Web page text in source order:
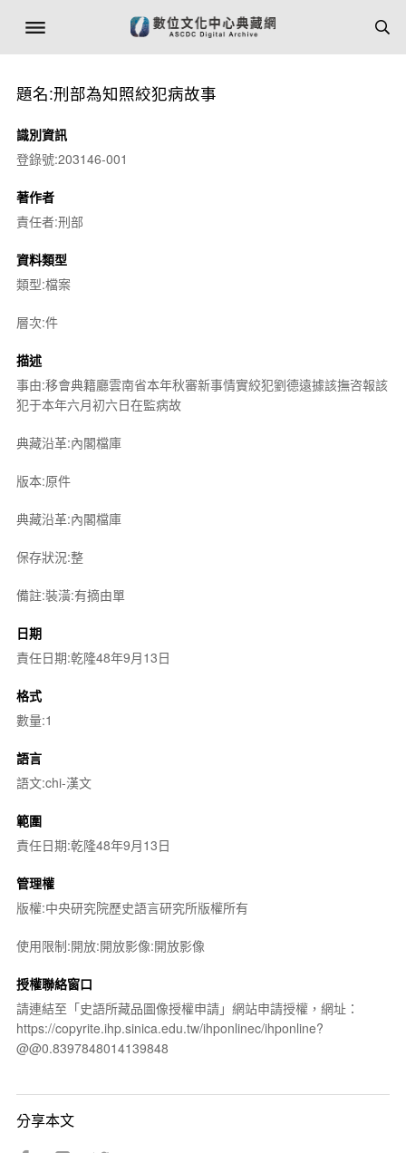
題名:刑部為知照絞犯病故事
識別資訊
登錄號:203146-001
著作者
責任者:刑部
資料類型
類型:檔案
層次:件
描述
事由:移會典籍廳雲南省本年秋審新事情實絞犯劉德遠據該撫咨報該
犯于本年六月初六日在監病故
典藏沿革:內閣檔庫
版本:原件
典藏沿革:內閣檔庫
保存狀況:整
備註:裝潢:有摘由單
日期
責任日期:乾隆48年9月13日
格式
數量:1
語言
語文:chi-漢文
範圍
責任日期:乾隆48年9月13日
管理權
版權:中央研究院歷史語言研究所版權所有
使用限制:開放:開放影像:開放影像
授權聯絡窗口
請連結至「史語所藏品圖像授權申請」網站申請授權，網址：
https://copyrite.ihp.sinica.edu.tw/ihponlinec/ihponline?
@@0.8397848014139848
分享本文